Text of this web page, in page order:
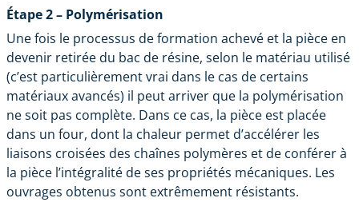
Étape 2 – Polymérisation
Une fois le processus de formation achevé et la pièce en
devenir retirée du bac de résine, selon le matériau utilisé
(c’est particulièrement vrai dans le cas de certains
matériaux avancés) il peut arriver que la polymérisation
ne soit pas complète. Dans ce cas, la pièce est placée
dans un four, dont la chaleur permet d’accélérer les
liaisons croisées des chaînes polymères et de conférer à
la pièce l’intégralité de ses propriétés mécaniques. Les
ouvrages obtenus sont extrêmement résistants.